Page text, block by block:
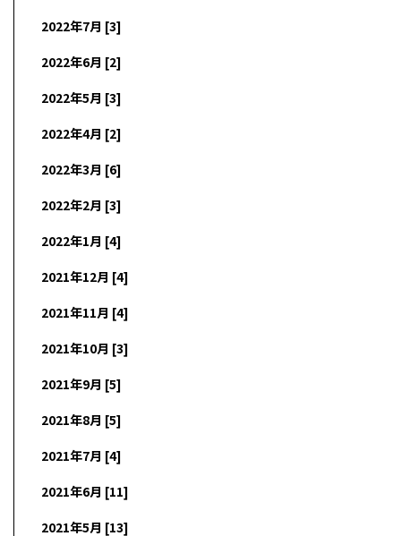
2022年7月 [3]
2022年6月 [2]
2022年5月 [3]
2022年4月 [2]
2022年3月 [6]
2022年2月 [3]
2022年1月 [4]
2021年12月 [4]
2021年11月 [4]
2021年10月 [3]
2021年9月 [5]
2021年8月 [5]
2021年7月 [4]
2021年6月 [11]
2021年5月 [13]